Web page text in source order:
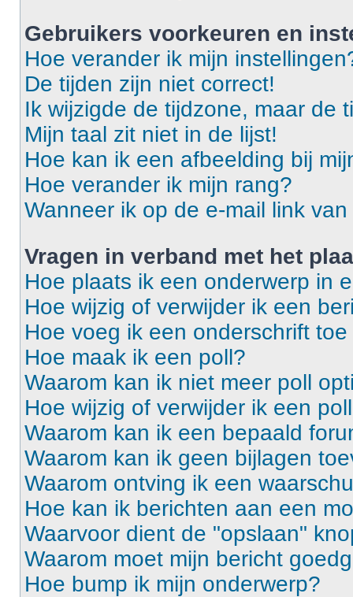
Gebruikers voorkeuren en
Hoe verander ik mijn
De tijden zijn niet correct!
Ik wijzigde de tijdzone, maar de
Mijn taal zit niet in de lijst!
Hoe kan ik een afbeelding bij
Hoe verander ik mijn rang?
Wanneer ik op de e-mail link
Vragen in verband met het
Hoe plaats ik een onderwerp in
Hoe wijzig of verwijder ik een
Hoe voeg ik een onderschrift
Hoe maak ik een poll?
Waarom kan ik niet meer poll
Hoe wijzig of verwijder ik een
Waarom kan ik een bepaald
Waarom kan ik geen bijlagen
Waarom ontving ik een
Hoe kan ik berichten aan een
Waarvoor dient de "opslaan"
Waarom moet mijn bericht
Hoe bump ik mijn onderwerp?